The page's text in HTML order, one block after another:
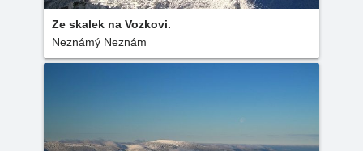
Ze skalek na Vozkovi.
Neznámý Neznám